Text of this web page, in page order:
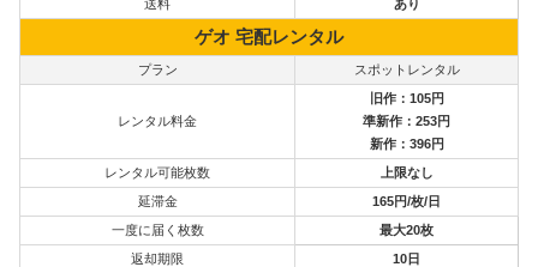
送料
あり
ゲオ 宅配レンタル
プラン スポットレンタル
レンタル料金
旧作：105円
準新作：253円
新作：396円
レンタル可能枚数
上限なし
延滞金
165円/枚/日
一度に届く枚数
最大20枚
返却期限
10日